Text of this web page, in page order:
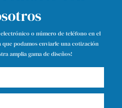
o número de teléfono en el
podamos enviarle una cotización
amplia gama de diseños!